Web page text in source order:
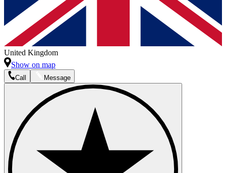
United Kingdom
Show on map
Call Message